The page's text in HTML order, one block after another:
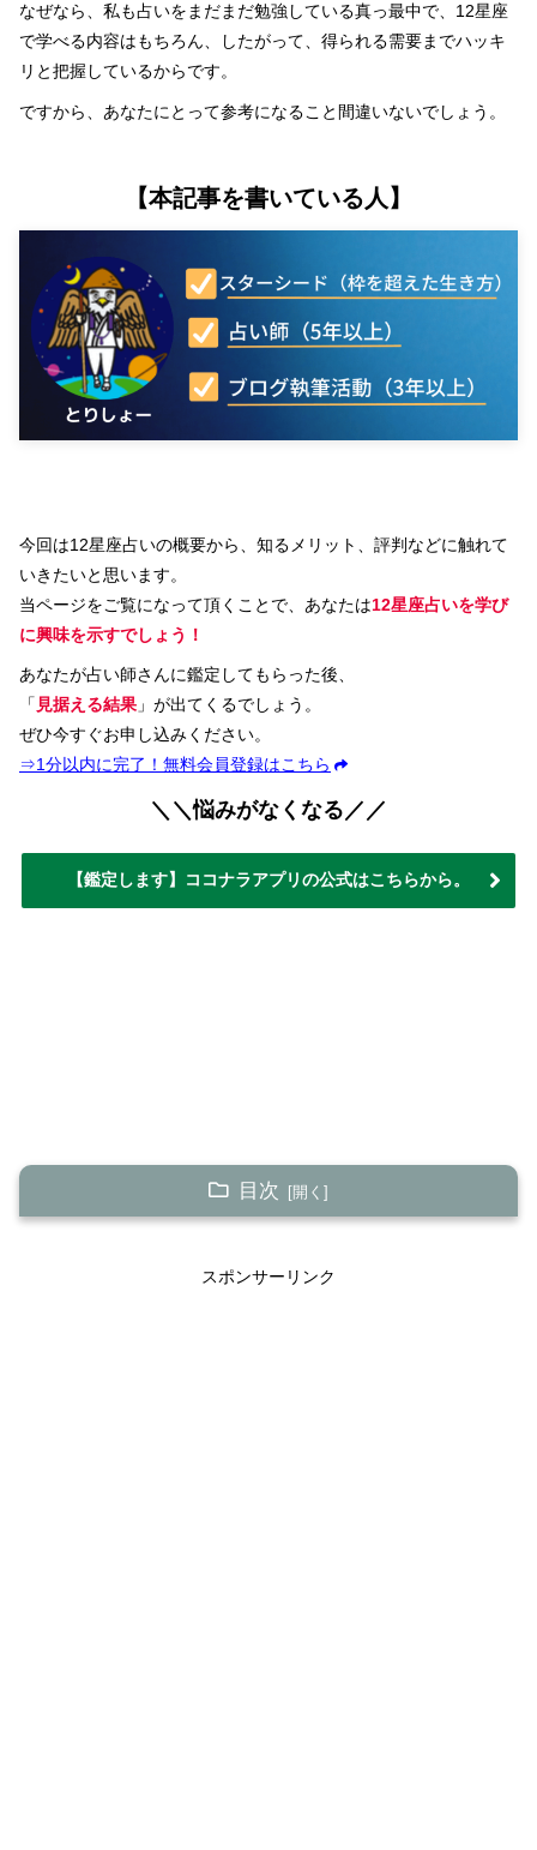
なぜなら、私も占いをまだまだ勉強している真っ最中で、12星座
で学べる内容はもちろん、したがって、得られる需要までハッキ
リと把握しているからです。
ですから、あなたにとって参考になること間違いないでしょう。
【本記事を書いている人】
今回は12星座占いの概要から、知るメリット、評判などに触れて
いきたいと思います。
当ページをご覧になって頂くことで、あなたは12星座占いを学び
に興味を示すでしょう！
あなたが占い師さんに鑑定してもらった後、
「 見据える結果 」が出てくるでしょう。
ぜひ今すぐお申し込みください。
⇒1分以内に完了！無料会員登録はこちら
＼＼悩みがなくなる／／
【鑑定します】ココナラアプリの公式はこちらから。
目次
う？【ホロスコープ】スポンサーリンク